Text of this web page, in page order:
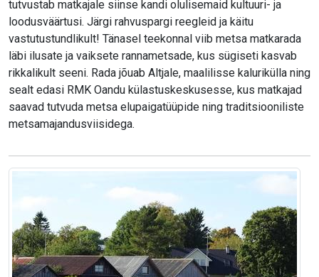
tutvustab matkajale siinse kandi olulisemaid kultuuri- ja
loodusväärtusi. Järgi rahvuspargi reegleid ja käitu
vastutustundlikult! Tänasel teekonnal viib metsa matkarada
läbi ilusate ja vaiksete rannametsade, kus sügiseti kasvab
rikkalikult seeni. Rada jõuab Altjale, maalilisse kalurikülla ning
sealt edasi RMK Oandu külastuskeskusesse, kus matkajad
saavad tutvuda metsa elupaigatüüpide ning traditsiooniliste
metsamajandusviisidega.